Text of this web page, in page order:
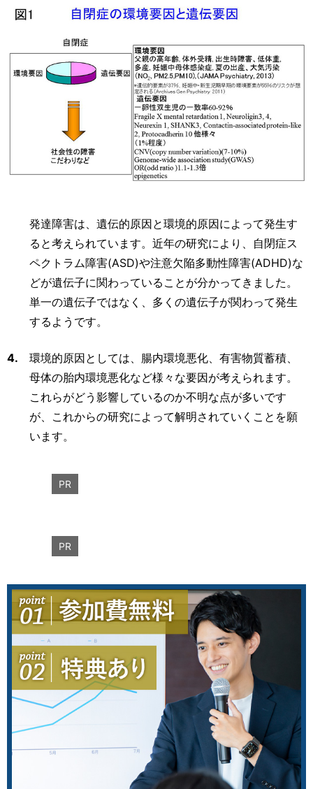
発達障害は、遺伝的原因と環境的原因によって発生す
ると考えられています。近年の研究により、自閉症ス
ペクトラム障害(ASD)や注意欠陥多動性障害(ADHD)な
どが遺伝子に関わっていることが分かってきました。
単一の遺伝子ではなく、多くの遺伝子が関わって発生
するようです。
4.
環境的原因としては、腸内環境悪化、有害物質蓄積、
母体の胎内環境悪化など様々な要因が考えられます。
これらがどう影響しているのか不明な点が多いです
が、これからの研究によって解明されていくことを願
います。
PR
PR